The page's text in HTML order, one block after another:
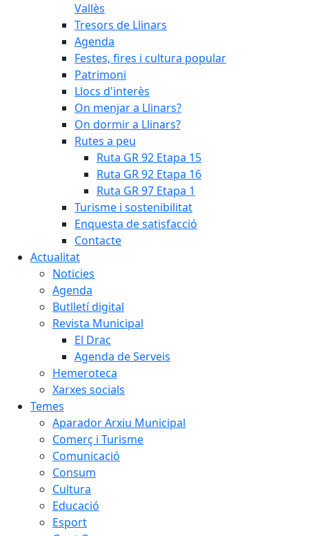
Vallès
Tresors de Llinars
Agenda
Festes, fires i cultura popular
Patrimoni
Llocs d'interès
On menjar a Llinars?
On dormir a Llinars?
Rutes a peu
Ruta GR 92 Etapa 15
Ruta GR 92 Etapa 16
Ruta GR 97 Etapa 1
Turisme i sostenibilitat
Enquesta de satisfacció
Contacte
Actualitat
Noticies
Agenda
Butlletí digital
Revista Municipal
El Drac
Agenda de Serveis
Hemeroteca
Xarxes socials
Temes
Aparador Arxiu Municipal
Comerç i Turisme
Comunicació
Consum
Cultura
Educació
Esport